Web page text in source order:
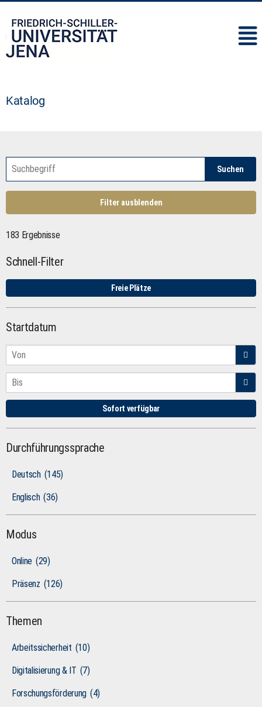
Katalog
Suchen
Filter ausblenden
183 Ergebnisse
Schnell-Filter
Freie Plätze
Startdatum
Sofort verfügbar
Durchführungssprache
Deutsch (145)
Englisch (36)
Modus
Online (29)
Präsenz (126)
Themen
Arbeitssicherheit (10)
Digitalisierung & IT (7)
Forschungsförderung (4)